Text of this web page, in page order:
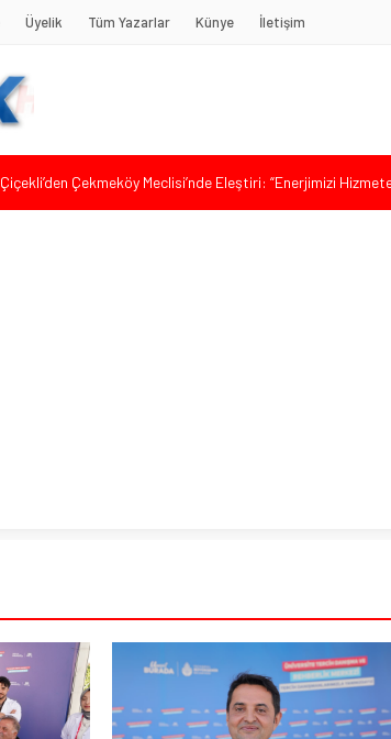
Üyelik Tüm Yazarlar Künye İletişim
Çekmeköy Meclisi’nde Eleştiri: “Enerjimizi
Kaymakam Ahmet Odabaş’a Duygu Dolu Veda Gecesi